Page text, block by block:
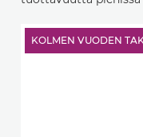
KOLMEN VUODEN